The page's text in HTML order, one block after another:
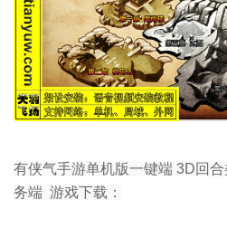
有侠气手游单机版一键端 3D回
务端 游戏下载：